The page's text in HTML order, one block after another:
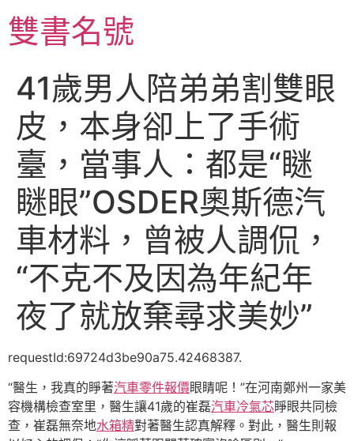
至
主雙書名號
41歲男人陪弟弟割雙眼
皮，本身卻上了手術
臺，當事人：都是“瞇
瞇眼”OSDER奧斯德汽
車材料，曾被人調侃，
“不克不及因為年紀年
夜了就放棄尋求美妙”
requestId:69724d3be90a75.42468387.
“醫生，我真的睜著汽車零件報價眼睛呢！”在河南鄭州一家美
容機構檢查室里，醫生讓41歲的崔磊汽車冷氣芯睜眼共同檢
查，崔磊無奈地水箱精對著醫生認真解釋。對此，醫生則報